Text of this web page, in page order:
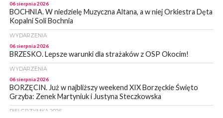
06 sierpnia 2026
BOCHNIA. W niedzielę Muzyczna Altana, a w niej Orkiestra Dęta
Kopalni Soli Bochnia
WYDARZENIA
06 sierpnia 2026
BRZESKO. Lepsze warunki dla strażaków z OSP Okocim!
WYDARZENIA
06 sierpnia 2026
BORZĘCIN. Już w najbliższy weekend XIX Borzęckie Święto
Grzyba: Zenek Martyniuk i Justyna Steczkowska
PIELGRZYMKA 2026